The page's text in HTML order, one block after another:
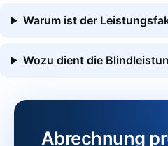
Warum ist der
Wozu dient die
Abrechnung